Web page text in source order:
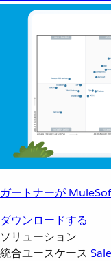
ガートナーが
ダウンロードする
ソリューション
統合ユースケース